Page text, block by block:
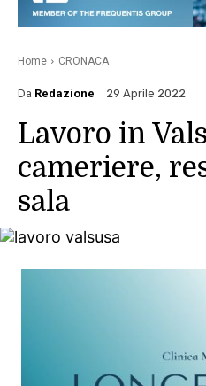
Home CRONACA
Da Redazione 29 Aprile 2022
Lavoro in
cameriere,
sala